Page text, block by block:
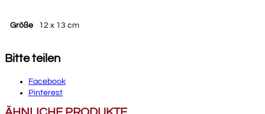
Größe 12 x 13 cm
Bitte teilen
Facebook
Pinterest